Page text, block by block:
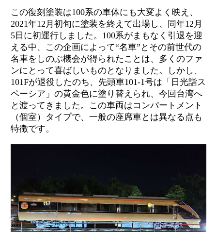
この復刻塗装は100系の車体にも大変よく映え、
2021年12 月初旬に塗装を終えて出場し、同年12 月
5日に初運行しました。 100系がまもなく引退を迎
える中、この企画によって“名車”とその前世代の
名車をしのぶ機会が得られたことは、多くのファ
ンにとって喜ばしいものとなりました。しかし、
101Fが退役したのち、先頭車101-1号は「日光詣ス
ペーシア」の黄金色に塗り替えられ、今回台湾へ
と渡ってきました。この車両はコンパートメント
（個室）タイプで、一般の座席車とは異なる点も
特徴です。